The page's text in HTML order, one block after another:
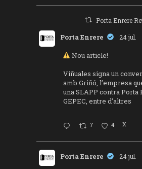
Porta Enrere
Porta Enrere 24 jul.
Nou article!
Viñuales signa un
amb Griñó, l’empresa
una SLAPP contra Porta
GEPEC, entre d’altres
7 4 X
Porta Enrere 24 jul.